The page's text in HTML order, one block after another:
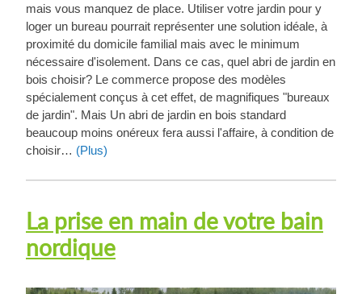
mais vous manquez de place. Utiliser votre jardin pour y
loger un bureau pourrait représenter une solution idéale, à
proximité du domicile familial mais avec le minimum
nécessaire d'isolement. Dans ce cas, quel abri de jardin en
bois choisir? Le commerce propose des modèles
spécialement conçus à cet effet, de magnifiques "bureaux
de jardin". Mais Un abri de jardin en bois standard
beaucoup moins onéreux fera aussi l'affaire, à condition de
choisir… (Plus)
La prise en main de votre bain
nordique